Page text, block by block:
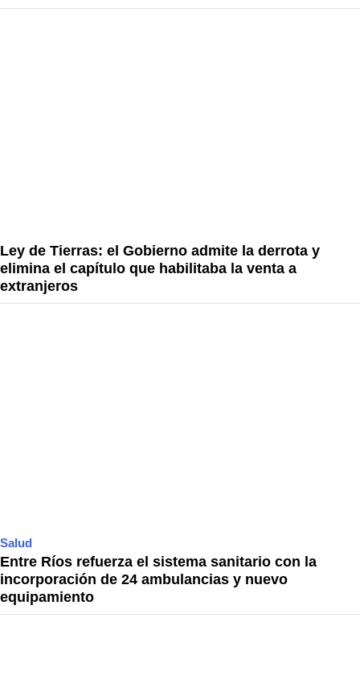
Ley de Tierras: el Gobierno admite la derrota y
elimina el capítulo que habilitaba la venta a
extranjeros
Salud
Entre Ríos refuerza el sistema sanitario con la
incorporación de 24 ambulancias y nuevo
equipamiento